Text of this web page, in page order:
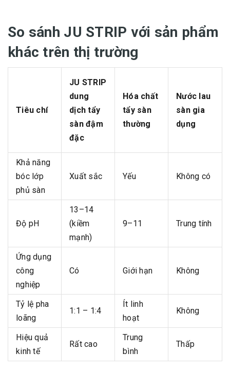
So sánh JU STRIP với sản phẩm
khác trên thị trường
Tiêu chí
JU STRIP
dung
dịch tẩy
sàn đậm
đặc
Hóa chất
tẩy sàn
thường
Nước lau
sàn gia
dụng
Khả năng
bóc lớp
phủ sàn
Xuất sắc Yếu Không có
Độ pH
13–14
(kiềm
mạnh)
9–11 Trung tính
Ứng dụng
công
nghiệp
Có Giới hạn Không
Tỷ lệ pha
loãng
1:1 – 1:4
Ít linh
hoạt
Không
Hiệu quả
kinh tế
Rất cao
Trung
bình
Thấp